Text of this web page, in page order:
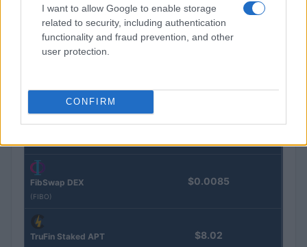
I want to allow Google to enable storage
related to security, including authentication
functionality and fraud prevention, and other
user protection.
CONFIRM
Stride Staked Injective
(STINJ)
$16.49
(VXOR)
$0.022
FibSwap DEX
(FIBO)
$0.0085
TruFin Staked APT $8.02